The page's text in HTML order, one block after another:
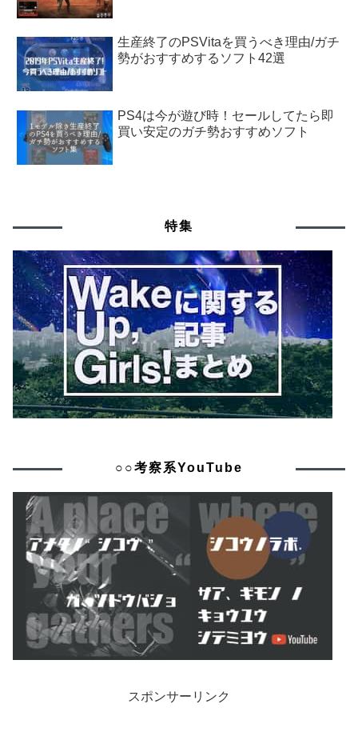
生産終了のPSVitaを買うべき理由/ガチ
勢がおすすめするソフト42選
PS4は今が遊び時！セールしてたら即
買い安定のガチ勢おすすめソフト
特集
○○考察系YouTube
スポンサーリンク